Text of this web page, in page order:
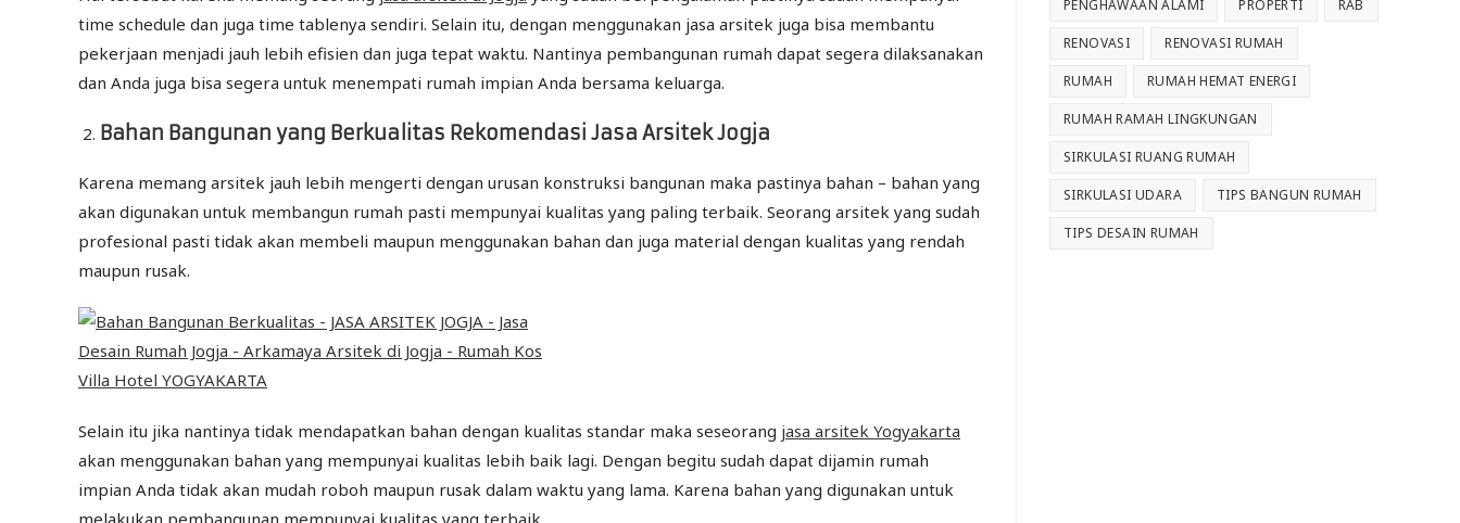
time schedule dan juga time tablenya sendiri. Selain itu, dengan menggunakan jasa arsitek juga bisa membantu
pekerjaan menjadi jauh lebih efisien dan juga tepat waktu. Nantinya pembangunan rumah dapat segera dilaksanakan
dan Anda juga bisa segera untuk menempati rumah impian Anda bersama keluarga.
Bahan Bangunan yang Berkualitas Rekomendasi Jasa Arsitek Jogja
Karena memang arsitek jauh lebih mengerti dengan urusan konstruksi bangunan maka pastinya bahan – bahan yang
akan digunakan untuk membangun rumah pasti mempunyai kualitas yang paling terbaik. Seorang arsitek yang sudah
profesional pasti tidak akan membeli maupun menggunakan bahan dan juga material dengan kualitas yang rendah
maupun rusak.
Selain itu jika nantinya tidak mendapatkan bahan dengan kualitas standar maka seseorang jasa arsitek Yogyakarta
akan menggunakan bahan yang mempunyai kualitas lebih baik lagi. Dengan begitu sudah dapat dijamin rumah
impian Anda tidak akan mudah roboh maupun rusak dalam waktu yang lama. Karena bahan yang digunakan untuk
PENGHAWAAN ALAMI PROPERTI RAB
RENOVASI RENOVASI RUMAH
RUMAH RUMAH HEMAT ENERGI
RUMAH RAMAH LINGKUNGAN
SIRKULASI RUANG RUMAH
SIRKULASI UDARA TIPS BANGUN RUMAH
TIPS DESAIN RUMAH